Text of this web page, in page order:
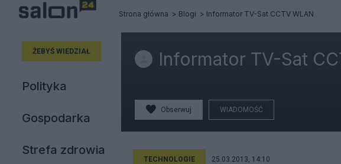
Strona główna Blogi Informator TV-Sat CCTV WLAN
ŻEBYŚ WIEDZIAŁ
Polityka
Gospodarka
Strefa zdrowia
Informator TV-Sat
Obserwuj WIADOMOŚĆ
TECHNOLOGIE 25.03.2013, 14:10